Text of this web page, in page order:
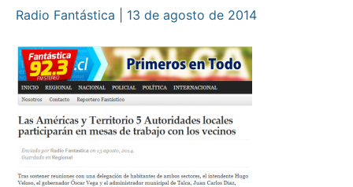
Radio Fantástica | 13 de agosto de 2014